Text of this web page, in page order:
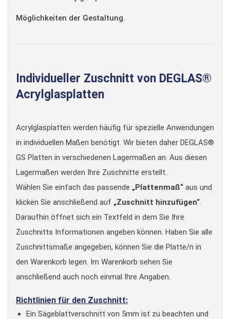
Möglichkeiten der Gestaltung.
Individueller Zuschnitt von DEGLAS®
Acrylglasplatten
Acrylglasplatten werden häufig für spezielle Anwendungen
in individuellen Maßen benötigt. Wir bieten daher DEGLAS®
GS Platten in verschiedenen Lagermaßen an. Aus diesen
Lagermaßen werden Ihre Zuschnitte erstellt.
Wählen Sie einfach das passende „Plattenmaß“ aus und
klicken Sie anschließend auf „Zuschnitt hinzufügen“.
Daraufhin öffnet sich ein Textfeld in dem Sie Ihre
Zuschnitts Informationen angeben können. Haben Sie alle
Zuschnittsmaße angegeben, können Sie die Platte/n in
den Warenkorb legen. Im Warenkorb sehen Sie
anschließend auch noch einmal Ihre Angaben.
Richtlinien für den Zuschnitt:
Ein Sägeblattverschnitt von 5mm ist zu beachten und